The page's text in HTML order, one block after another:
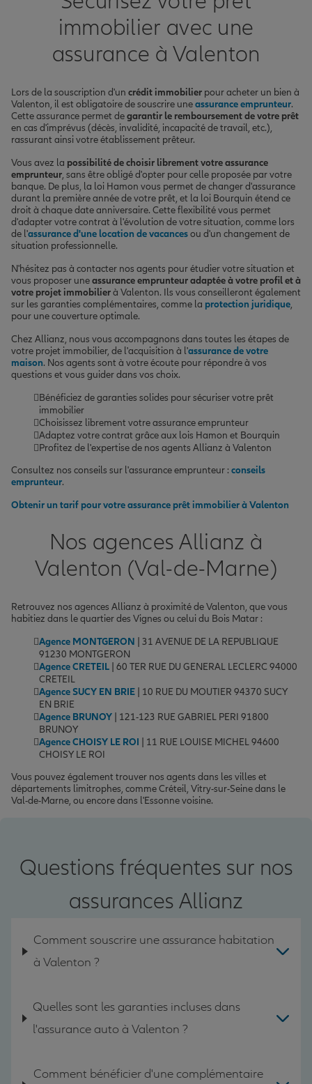
immobilier avec une
assurance à Valenton
Lors de la souscription d'un crédit immobilier pour acheter un bien à
Valenton, il est obligatoire de souscrire uneassurance emprunteur.
Cette assurance permet degarantir le remboursement de votre prêt
en cas d'imprévus (décès, invalidité, incapacité de travail, etc.),
rassurant ainsi votre établissement prêteur.
Vous avez la possibilité de choisir librement votre assurance
emprunteur, sans être obligé d'opter pour celle proposée par votre
banque. De plus, la loi Hamon vous permet de changer d'assurance
durant la première année de votre prêt, et la loi Bourquin étend ce
droit à chaque date anniversaire. Cette flexibilité vous permet
d'adapter votre contrat à l'évolution de votre situation, comme lors
de l'assurance d'une location de vacancesou d'un changement de
situation professionnelle.
N'hésitez pas à contacter nos agents pour étudier votre situation et
vous proposer uneassurance emprunteur adaptée à votre profil et à
votre projet immobilierà Valenton. Ils vous conseilleront également
sur les garanties complémentaires, comme la protection juridique,
pour une couverture optimale.
Chez Allianz, nous vous accompagnons dans toutes les étapes de
votre projet immobilier, de l'acquisition à l'assurance de votre
maison. Nos agents sont à votre écoute pour répondre à vos
questions et vous guider dans vos choix.
Bénéficiez de garanties solides pour sécuriser votre prêt
immobilier
Choisissez librement votre assurance emprunteur
Adaptez votre contrat grâce aux lois Hamon et Bourquin
Profitez de l'expertise de nos agents Allianz à Valenton
Consultez nos conseils sur l'assurance emprunteur : conseils
emprunteur.
Obtenir un tarif pour votre assurance prêt immobilier à Valenton
Nos agences Allianz à
Valenton (Val-de-Marne)
Retrouvez nos agences Allianz à proximité de Valenton, que vous
habitiez dans le quartier des Vignes ou celui du Bois Matar :
Agence MONTGERON | 31 AVENUE DE LA REPUBLIQUE
91230 MONTGERON
Agence CRETEIL | 60 TER RUE DU GENERAL LECLERC 94000
CRETEIL
Agence SUCY EN BRIE | 10 RUE DU MOUTIER 94370 SUCY
EN BRIE
Agence BRUNOY | 121-123 RUE GABRIEL PERI 91800
BRUNOY
Agence CHOISY LE ROI | 11 RUE LOUISE MICHEL 94600
CHOISY LE ROI
Vous pouvez également trouver nos agents dans les villes et
départements limitrophes, comme Créteil, Vitry-sur-Seine dans le
Val-de-Marne, ou encore dans l'Essonne voisine.
Questions fréquentes sur nos
assurances Allianz
Comment souscrire une assurance habitation
à Valenton ?
Quelles sont les garanties incluses dans
l'assurance auto à Valenton ?
Comment bénéficier d'une complémentaire